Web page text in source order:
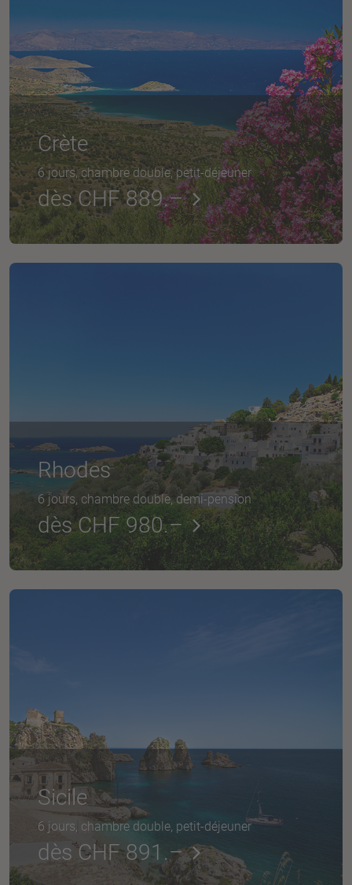
Crète
6 jours, chambre double, petit-déjeuner
dès CHF 889.–
Rhodes
6 jours, chambre double, demi-pension
dès CHF 980.–
Sicile
6 jours, chambre double, petit-déjeuner
dès CHF 891.–